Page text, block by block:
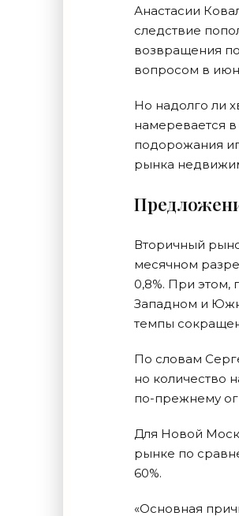
Анастасии
следствие
возвращения
вопросом в
Но надолго ли
намеревается
подорожания
рынка
Вторичный
месячном
0,8%. При этом,
Западном и
темпы
По словам
но количество
по-прежнему
Для Новой
рынке по
60%.
«Основная